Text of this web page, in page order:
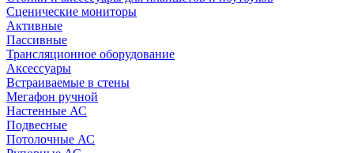
Сценические мониторы
Активные
Пассивные
Трансляционное оборудование
Аксессуары
Встраиваемые в стены
Мегафон ручной
Настенные АС
Подвесные
Потолочные АС